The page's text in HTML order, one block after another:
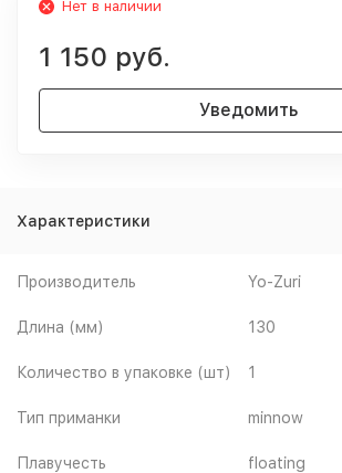
Нет в наличии
1 150 руб.
Уведомить
Характеристики
Производитель Yo-Zuri
Длина (мм) 130
Количество в упаковке (шт) 1
Тип приманки minnow
Плавучесть floating